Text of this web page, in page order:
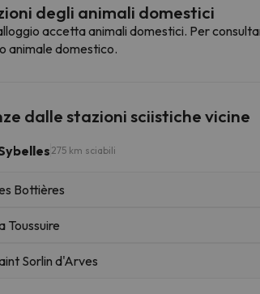
degli animali domestici
accetta animali domestici. Per
animale domestico.
dalle stazioni sciistiche vicine
275 km sciabili
Bottières
Toussuire
Sorlin d'Arves